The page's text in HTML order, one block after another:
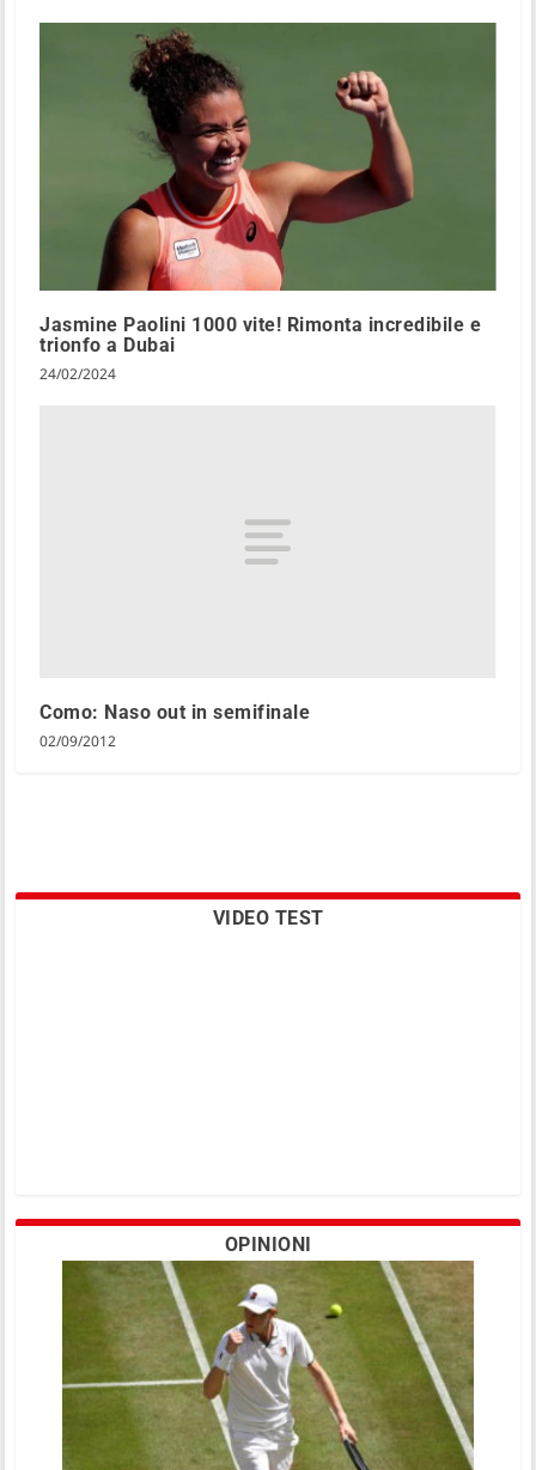
Jasmine Paolini 1000 vite! Rimonta incredibile e
trionfo a Dubai
24/02/2024
Como: Naso out in semifinale
02/09/2012
VIDEO TEST
OPINIONI